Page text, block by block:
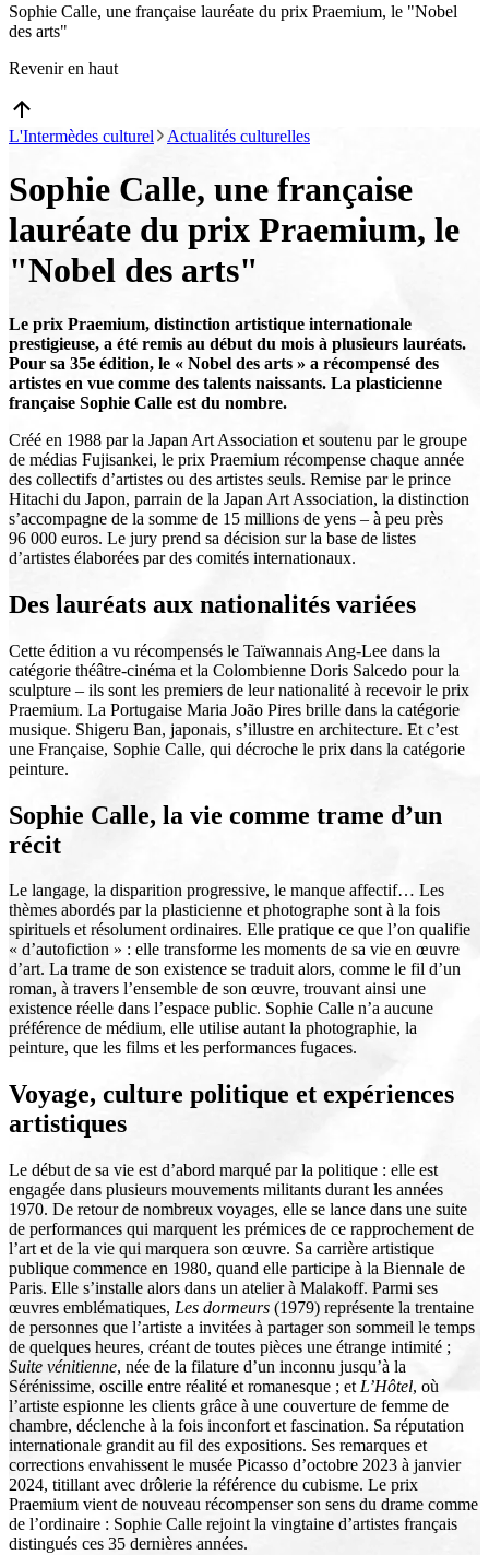
Sophie Calle, une française lauréate du prix Praemium, le "Nobel
des arts"
Revenir en haut
L'Intermèdes culturel Actualités culturelles
Sophie Calle, une française
lauréate du prix Praemium, le
"Nobel des arts"
Le prix Praemium, distinction artistique internationale
prestigieuse, a été remis au début du mois à plusieurs lauréats.
Pour sa 35e édition, le « Nobel des arts » a récompensé des
artistes en vue comme des talents naissants. La plasticienne
française Sophie Calle est du nombre.
Créé en 1988 par la Japan Art Association et soutenu par le groupe
de médias Fujisankei, le prix Praemium récompense chaque année
des collectifs d’artistes ou des artistes seuls. Remise par le prince
Hitachi du Japon, parrain de la Japan Art Association, la distinction
s’accompagne de la somme de 15 millions de yens – à peu près
96 000 euros. Le jury prend sa décision sur la base de listes
d’artistes élaborées par des comités internationaux.
Des lauréats aux nationalités variées
Cette édition a vu récompensés le Taïwannais Ang-Lee dans la
catégorie théâtre-cinéma et la Colombienne Doris Salcedo pour la
sculpture – ils sont les premiers de leur nationalité à recevoir le prix
Praemium. La Portugaise Maria João Pires brille dans la catégorie
musique. Shigeru Ban, japonais, s’illustre en architecture. Et c’est
une Française, Sophie Calle, qui décroche le prix dans la catégorie
peinture.
Sophie Calle, la vie comme trame d’un
récit
Le langage, la disparition progressive, le manque affectif… Les
thèmes abordés par la plasticienne et photographe sont à la fois
spirituels et résolument ordinaires. Elle pratique ce que l’on qualifie
« d’autofiction » : elle transforme les moments de sa vie en œuvre
d’art. La trame de son existence se traduit alors, comme le fil d’un
roman, à travers l’ensemble de son œuvre, trouvant ainsi une
existence réelle dans l’espace public. Sophie Calle n’a aucune
préférence de médium, elle utilise autant la photographie, la
peinture, que les films et les performances fugaces.
Voyage, culture politique et expériences
artistiques
Le début de sa vie est d’abord marqué par la politique : elle est
engagée dans plusieurs mouvements militants durant les années
1970. De retour de nombreux voyages, elle se lance dans une suite
de performances qui marquent les prémices de ce rapprochement de
l’art et de la vie qui marquera son œuvre. Sa carrière artistique
publique commence en 1980, quand elle participe à la Biennale de
Paris. Elle s’installe alors dans un atelier à Malakoff. Parmi ses
œuvres emblématiques, Les dormeurs (1979) représente la trentaine
de personnes que l’artiste a invitées à partager son sommeil le temps
de quelques heures, créant de toutes pièces une étrange intimité ;
Suite vénitienne, née de la filature d’un inconnu jusqu’à la
Sérénissime, oscille entre réalité et romanesque ; et L’Hôtel, où
l’artiste espionne les clients grâce à une couverture de femme de
chambre, déclenche à la fois inconfort et fascination. Sa réputation
internationale grandit au fil des expositions. Ses remarques et
corrections envahissent le musée Picasso d’octobre 2023 à janvier
2024, titillant avec drôlerie la référence du cubisme. Le prix
Praemium vient de nouveau récompenser son sens du drame comme
de l’ordinaire : Sophie Calle rejoint la vingtaine d’artistes français
distingués ces 35 dernières années.